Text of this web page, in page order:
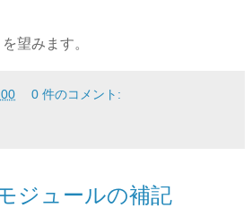
望みます。
0 件のコメント:
ジュールの補記